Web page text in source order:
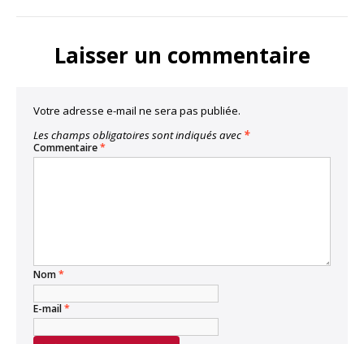
Laisser un commentaire
Votre adresse e-mail ne sera pas publiée.
Les champs obligatoires sont indiqués avec *
Commentaire*
Nom*
E-mail*